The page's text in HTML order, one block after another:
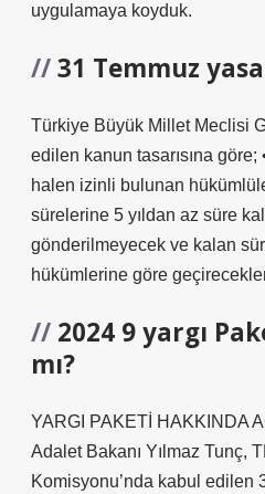
uygulamaya koyduk.
31 Temmuz
Türkiye Büyük Millet Meclisi
edilen kanun tasarısına
halen izinli bulunan
sürelerine 5 yıldan az süre
gönderilmeyecek ve kalan
hükümlerine göre
2024 9 yargı
mı?
YARGI PAKETİ HAKKINDA
Adalet Bakanı Yılmaz Tunç,
Komisyonu’nda kabul edilen